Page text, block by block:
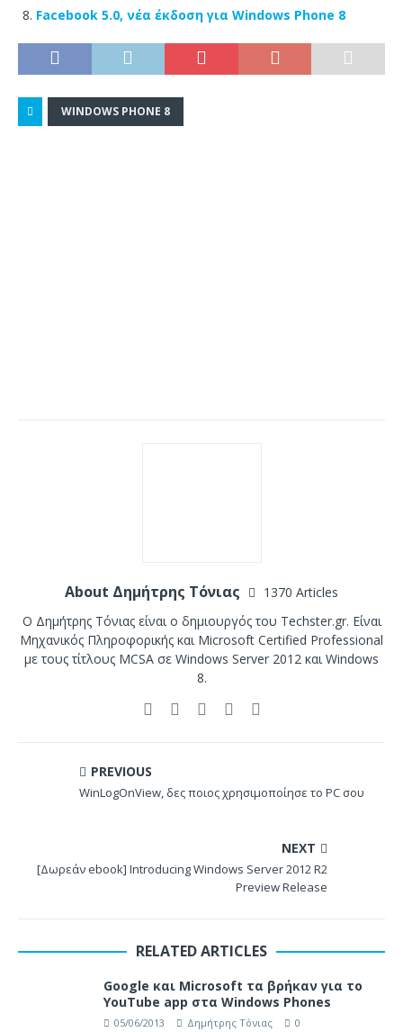
Facebook 5.0, νέα έκδοση για Windows Phone 8
WINDOWS PHONE 8
About Δημήτρης Τόνιας
1370 Articles
Ο Δημήτρης Τόνιας είναι ο δημιουργός του Techster.gr. Είναι
Μηχανικός Πληροφορικής και Microsoft Certified Professional
με τους τίτλους MCSA σε Windows Server 2012 και Windows
8.
PREVIOUS
WinLogOnView, δες ποιος χρησιμοποίησε το PC σου
NEXT
[Δωρεάν ebook] Introducing Windows Server 2012 R2
Preview Release
RELATED ARTICLES
Google και Microsoft τα βρήκαν για το
YouTube app στα Windows Phones
05/06/2013 Δημήτρης Τόνιας 0